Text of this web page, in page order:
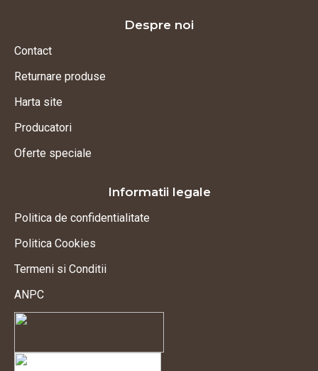
Despre noi
Contact
Returnare produse
Harta site
Producatori
Oferte speciale
Informatii legale
Politica de confidentialitate
Politica Cookies
Termeni si Conditii
ANPC